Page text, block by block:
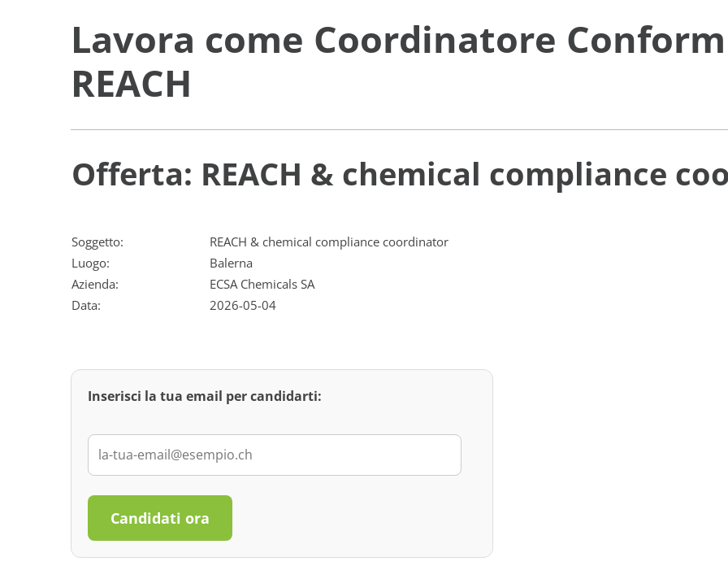
Lavora come Coordinatore
REACH
Offerta: REACH & chemical compliance
Soggetto:
REACH & chemical compliance coordinator
Luogo:
Balerna
Azienda:
ECSA Chemicals SA
Data:
2026-05-04
Inserisci la tua email per candidarti:
Candidati ora